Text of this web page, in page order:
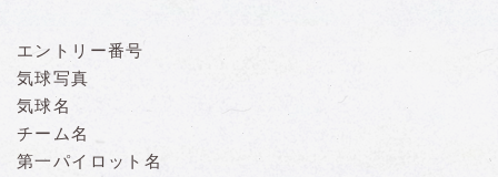
エントリー番号
気球写真
気球名
チーム名
第一パイロット名